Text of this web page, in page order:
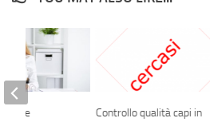
Controllo qualità capi in
e